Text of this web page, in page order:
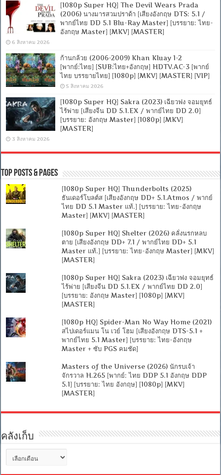
[1080p Super HQ] The Devil Wears Prada
(2006) นางมารสวมปราด้า [เสียงอังกฤษ DTS: 5.1 /
พากย์ไทย DD 5.1 Blu-Ray Master] [บรรยาย: ไทย-
อังกฤษ Master] [MKV] [MASTER]
6 สิงหาคม 2026
ก้านกล้วย (2006-2009) Khan Kluay 1-2
[พากย์:ไทย] [SUB:ไทย+อังกฤษ] HDTV.AC-3 [พากย์
ไทย บรรยายไทย] [1080p] [MKV] [MASTER] [VIP]
5 สิงหาคม 2026
[1080p Super HQ] Sakra (2023) เฉียวฟง จอมยุทธ์
ไร้พ่าย [เสียงจีน DD 5.1.EX / พากย์ไทย DD 2.0]
[บรรยาย: อังกฤษ Master] [1080p] [MKV]
[MASTER]
3 สิงหาคม 2026
Top Posts & Pages
[1080p Super HQ] Thunderbolts (2025)
ธันเดอร์โบลต์ส [เสียงอังกฤษ DD+ 5.1.Atmos / พากย์
ไทย DD 5.1 Master แท้.] [บรรยาย: ไทย-อังกฤษ
Master] [MKV] [MASTER]
[1080p Super HQ] Shelter (2026) คลั่งนรกหลบ
ตาย [เสียงอังกฤษ DD+ 7.1 / พากย์ไทย DD+ 5.1
Master แท้.] [บรรยาย: ไทย-อังกฤษ Master] [MKV]
[MASTER]
[1080p Super HQ] Sakra (2023) เฉียวฟง จอมยุทธ์
ไร้พ่าย [เสียงจีน DD 5.1.EX / พากย์ไทย DD 2.0]
[บรรยาย: อังกฤษ Master] [1080p] [MKV]
[MASTER]
[1080p HQ] Spider-Man No Way Home (2021)
สไปเดอร์แมน โน เวย์ โฮม [เสียงอังกฤษ DTS-5.1 +
พากย์ไทย 5.1 Master] [บรรยาย: ไทย-อังกฤษ
Master + ซับ PGS คมชัด]
Masters of the Universe (2026) นักรบเจ้า
จักรวาล H.265 [พากย์: ไทย DDP 5.1 อังกฤษ DDP
5.1] [บรรยาย: ไทย อังกฤษ] [1080p] [MKV]
[MASTER]
คลังเก็บ
เก็บ